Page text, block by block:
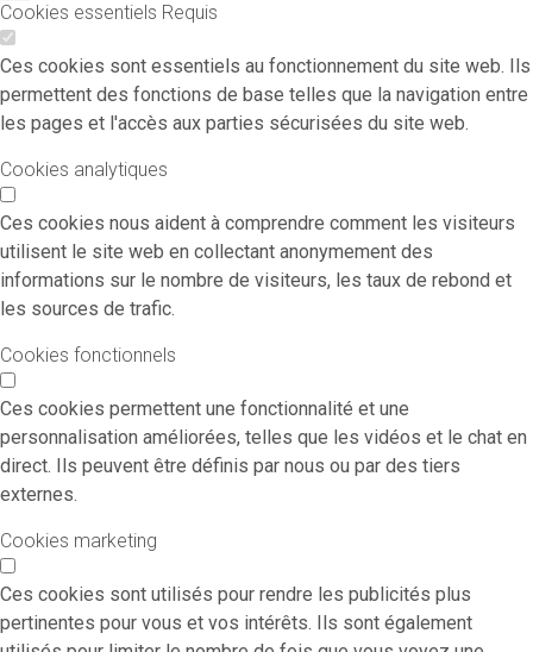
Cookies essentiels Requis
Ces cookies sont essentiels au fonctionnement du site web. Ils
permettent des fonctions de base telles que la navigation entre
les pages et l'accès aux parties sécurisées du site web.
Cookies analytiques
Ces cookies nous aident à comprendre comment les visiteurs
utilisent le site web en collectant anonymement des
informations sur le nombre de visiteurs, les taux de rebond et
les sources de trafic.
Cookies fonctionnels
Ces cookies permettent une fonctionnalité et une
personnalisation améliorées, telles que les vidéos et le chat en
direct. Ils peuvent être définis par nous ou par des tiers
externes.
Cookies marketing
Ces cookies sont utilisés pour rendre les publicités plus
pertinentes pour vous et vos intérêts. Ils sont également